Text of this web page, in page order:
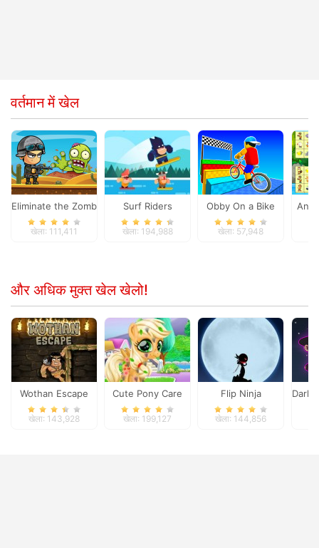
वर्तमान में खेल
Eliminate the Zombies
खेला: 111,411
Surf Riders
खेला: 194,988
Obby On a Bike
खेला: 57,948
और अधिक मुक्त खेल खेलो!
Wothan Escape
खेला: 143,928
Cute Pony Care
खेला: 199,127
Flip Ninja
खेला: 144,856